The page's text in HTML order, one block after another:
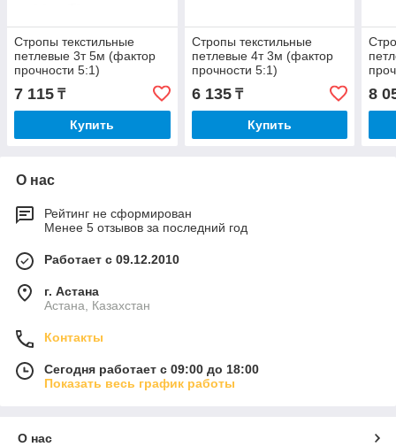
Стропы текстильные
петлевые 3т 5м (фактор
прочности 5:1)
7 115 ₸
Купить
Стропы текстильные
петлевые 4т 3м (фактор
прочности 5:1)
6 135₸
Купить
8
О нас
Рейтинг не сформирован
Менее 5 отзывов за последний год
Работает с 09.12.2010
г. Астана
Астана, Казахстан
Контакты
Сегодня работает с 09:00 до 18:00
Показать весь график работы
О нас